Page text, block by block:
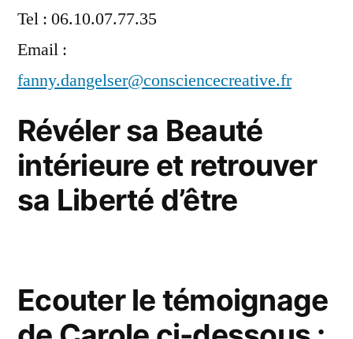
Tel : 06.10.07.77.35
Email :
fanny.dangelser@consciencecreative.fr
Révéler sa Beauté
intérieure et retrouver
sa Liberté d’être
Ecouter le témoignage